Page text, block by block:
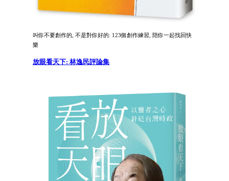
叫你不要創作的, 不是對你好的: 123個創作練習, 陪你一起找回快
樂
放眼看天下: 林逸民評論集